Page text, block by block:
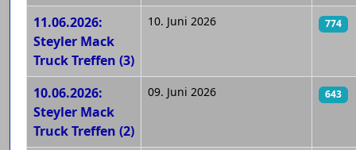
11.06.2026:
Steyler Mack
Truck Treffen (3)
10. Juni 2026 774
10.06.2026:
Steyler Mack
Truck Treffen (2)
09. Juni 2026 643